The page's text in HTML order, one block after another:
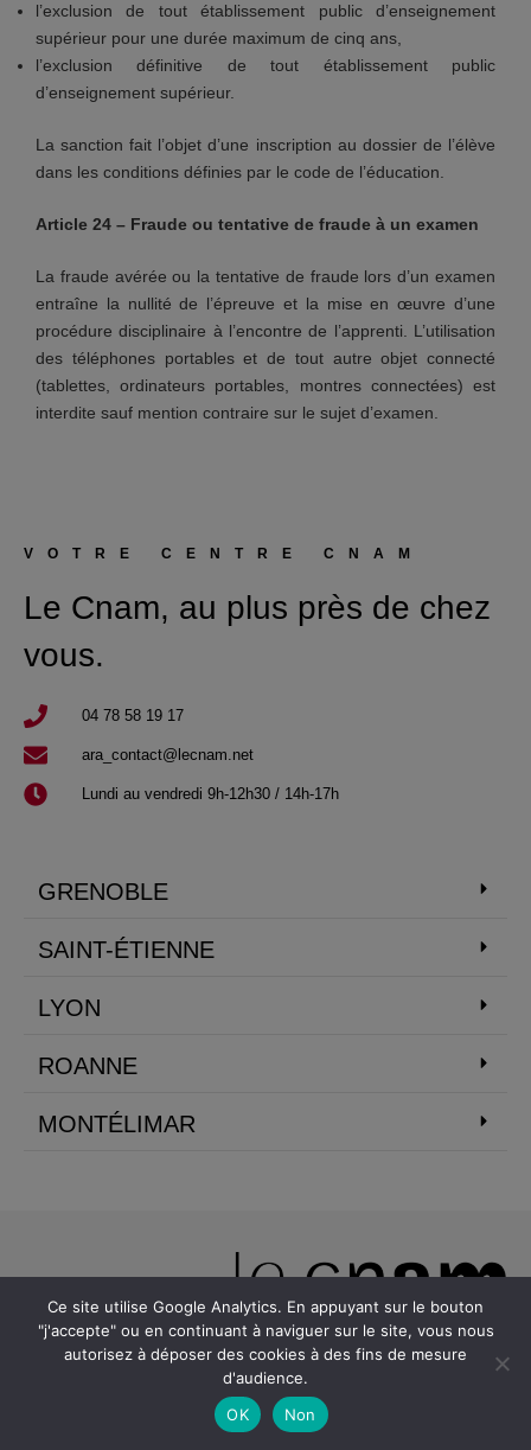
l’exclusion de tout établissement public d’enseignement
supérieur pour une durée maximum de cinq ans,
l’exclusion définitive de tout établissement public
d’enseignement supérieur.
La sanction fait l’objet d’une inscription au dossier de l’élève
dans les conditions définies par le code de l’éducation.
Article 24 – Fraude ou tentative de fraude à un examen
La fraude avérée ou la tentative de fraude lors d’un examen
entraîne la nullité de l’épreuve et la mise en œuvre d’une
procédure disciplinaire à l’encontre de l’apprenti. L’utilisation
des téléphones portables et de tout autre objet connecté
(tablettes, ordinateurs portables, montres connectées) est
interdite sauf mention contraire sur le sujet d’examen.
VOTRE CENTRE CNAM
Le Cnam, au plus près de chez
vous.
04 78 58 19 17​
ara_contact@lecnam.net
Lundi au vendredi 9h-12h30 / 14h-17h
GRENOBLE
SAINT-ÉTIENNE
LYON
ROANNE
MONTÉLIMAR
Au CNAM, les adultes salariés ou non viennent acquérir des
connaissances et des compétences sanctionnées par un titre ou
Ce site utilise Google Analytics. En appuyant sur le bouton
"j'accepte" ou en continuant à naviguer sur le site, vous nous
autorisez à déposer des cookies à des fins de mesure
d'audience.
OK
Non